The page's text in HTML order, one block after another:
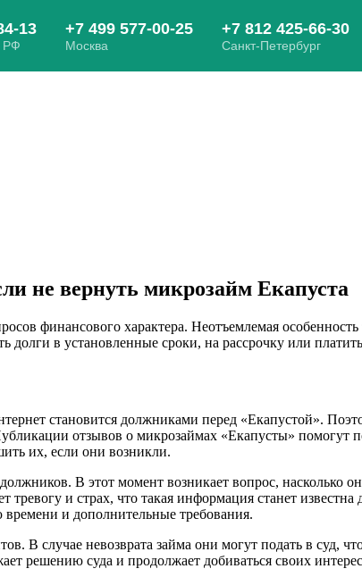
не вернуть микрозайм Екапуста
финансового характера. Неотъемлемая
долги в установленные сроки, на рассрочку или
становится должниками перед «Екапустой».
отзывов о микрозаймах «Екапусты» помогут
их, если они возникли.
В этот момент возникает вопрос,
и страх, что такая информация станет
и дополнительные требования.
В случае невозврата займа они могут подать в суд,
решению суда и продолжает добиваться своих